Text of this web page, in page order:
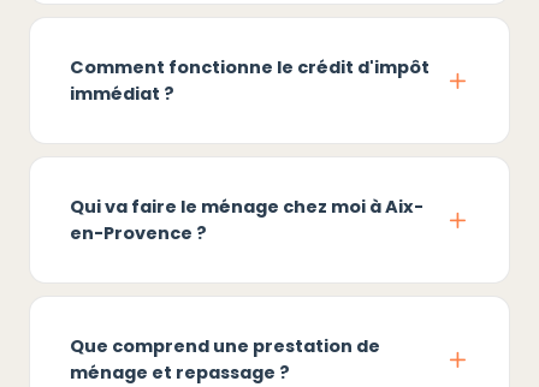
Comment fonctionne le crédit d'impôt
immédiat ?
Qui va faire le ménage chez moi à Aix-
en-Provence ?
Que comprend une prestation de
ménage et repassage ?